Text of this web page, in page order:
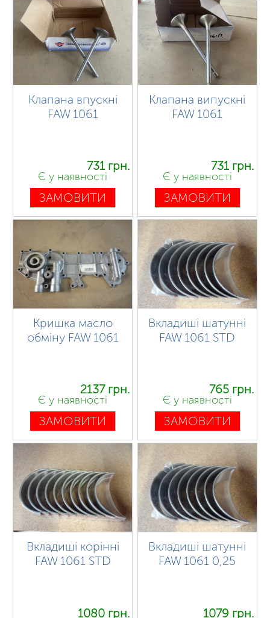
Клапана впускні
FAW 1061
731 грн.
Є у наявності
ЗАМОВИТИ
Клапана випускні
FAW 1061
731 грн.
Є у наявності
ЗАМОВИТИ
Кришка масло
обміну FAW 1061
2137 грн.
Є у наявності
ЗАМОВИТИ
Вкладиші шатунні
FAW 1061 STD
765 грн.
Є у наявності
ЗАМОВИТИ
Вкладиші корінні
FAW 1061 STD
1080 грн.
Вкладиші шатунні
FAW 1061 0,25
1079 грн.